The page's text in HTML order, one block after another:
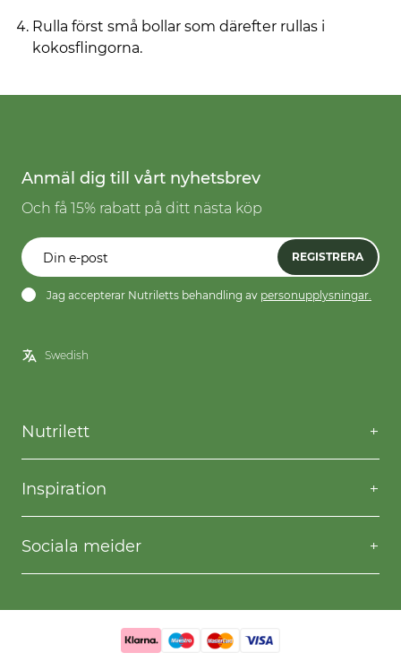
Rulla först små bollar som därefter rullas i
kokosflingorna.
Anmäl dig till vårt nyhetsbrev
Och få 15% rabatt på ditt nästa köp
REGISTRERA
Jag accepterar Nutriletts behandling av personupplysningar.
Nutrilett
Kontakta oss
Frågor & svar
Frakt & returer
Köpvillkor
Inspiration
Willpower
Recept
Gå ner i vikt
Sociala meider
Facebook